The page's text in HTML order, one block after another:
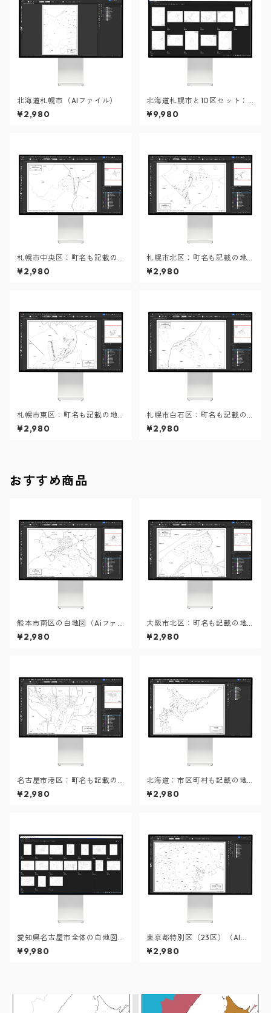
北海道札幌市（AIファイル）
¥2,980
北海道札幌市と10区セット：
町名も記載の地図データ（PD
F・Aiファイル）
¥9,980
札幌市中央区：町名も記載の
地図データ（PDF・Aiファイ
ル）
¥2,980
札幌市北区：町名も記載の地
図データ（PDF・Aiファイ
ル）
¥2,980
札幌市東区：町名も記載の地
図データ（PDF・Aiファイ
ル）
¥2,980
札幌市白石区：町名も記載の
地図データ（PDF・Aiファイ
ル）
¥2,980
おすすめ商品
熊本市南区の白地図（Aiファ
イル）
¥2,980
大阪市北区：町名も記載の地
図データ（PDF・Aiファイ
ル）
¥2,980
名古屋市港区：町名も記載の
地図データ（PDF・Aiファイ
ル）
¥2,980
北海道：市区町村も記載の地
図データ（PDF・Aiファイ
ル）
¥2,980
愛知県名古屋市全体の白地図
と各16区のセット（Aiファイ
ル）
¥9,980
東京都特別区（23区）（AIフ
ァイル）
¥2,980